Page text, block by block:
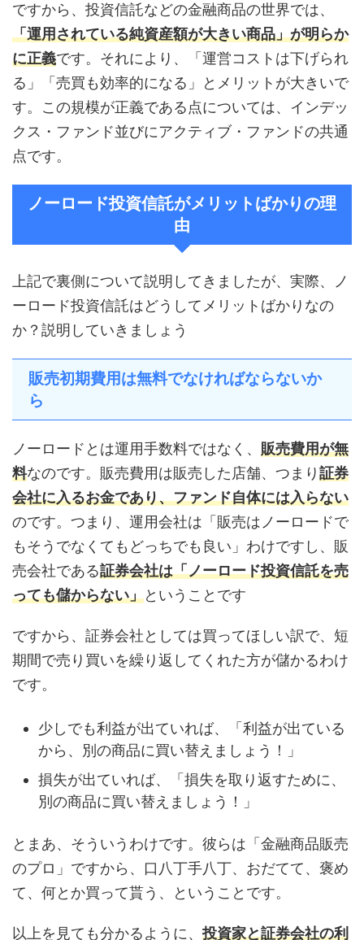
ですから、投資信託などの金融商品の世界では、
「運用されている純資産額が大きい商品」が明らか
に正義です。それにより、「運営コストは下げられ
る」「売買も効率的になる」とメリットが大きいで
す。この規模が正義である点については、インデッ
クス・ファンド並びにアクティブ・ファンドの共通
点です。
ノーロード投資信託がメリットばかりの理
由
上記で裏側について説明してきましたが、実際、ノ
ーロード投資信託はどうしてメリットばかりなの
か？説明していきましょう
販売初期費用は無料でなければならないか
ら
ノーロードとは運用手数料ではなく、 販売費用が無
料なのです。販売費用は販売した店舗、つまり証券
会社に入るお金であり、ファンド自体には入らない
のです。つまり、運用会社は「販売はノーロードで
もそうでなくてもどっちでも良い」わけですし、販
売会社である証券会社は「ノーロード投資信託を売
っても儲からない」ということです
ですから、証券会社としては買ってほしい訳で、短
期間で売り買いを繰り返してくれた方が儲かるわけ
です。
少しでも利益が出ていれば、「利益が出ている
から、別の商品に買い替えましょう！」
損失が出ていれば、「損失を取り返すために、
別の商品に買い替えましょう！」
とまあ、そういうわけです。彼らは「金融商品販売
のプロ」ですから、口八丁手八丁、おだてて、褒め
て、何とか買って貰う、ということです。
以上を見ても分かるように、投資家と証券会社の利